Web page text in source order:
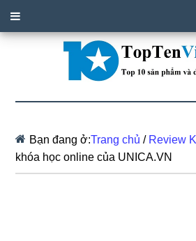
Bạn đang ở:Trang chủ / Review
khóa học online của UNICA.VN